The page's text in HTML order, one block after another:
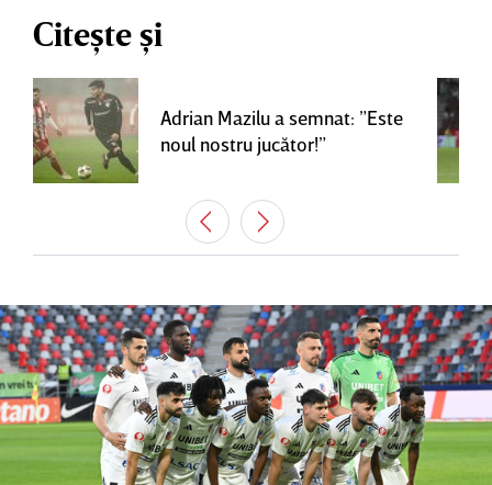
Citește și
Adrian Mazilu a semnat: ”Este
noul nostru jucător!”